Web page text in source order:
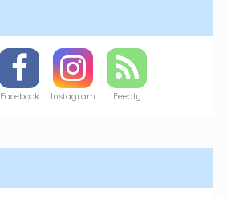
Facebook Instagram Feedly